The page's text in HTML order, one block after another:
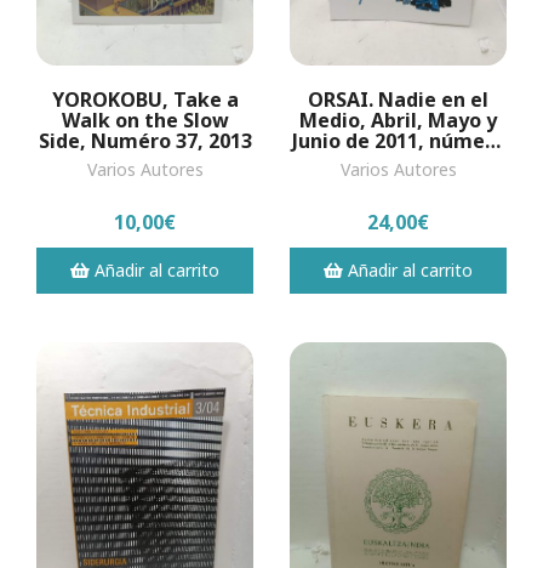
YOROKOBU, Take a
Walk on the Slow
Side, Numéro 37, 2013
Varios Autores
10,00€
Añadir al carrito
ORSAI. Nadie en el
Medio, Abril, Mayo y
Junio de 2011, número
2
Varios Autores
24,00€
Añadir al carrito